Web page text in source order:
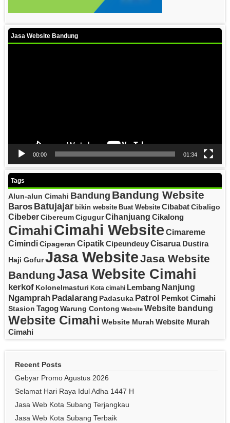
Jasa Website Bandung
00:00 01:34
Tags
Alun-alun Cimahi Bandung Bandung Website
Baros Batujajar bikin website Buat Website CibabatCibaligo
CibeberCibereumCigugurCihanjuang Cikalong
CimahiCimahi Website Cimareme
CimindiCipageran CipatikCipeundeuyCisarua Dustira
Haji Gofur Jasa WebsiteJasa Website
BandungJasa Website Cimahi
kerkof Kolonelmasturi Kota cimahi Lembang Nanjung
Ngamprah Padalarang Padasuka Patrol Pemkot Cimahi
Stasion TagogWarung Contong Website Website bandung
Website Cimahi Website Murah Website Murah
Cimahi
Recent Posts
Gebyar Promo Agustus 2026
Selamat Hari Raya Idul Adha 1447 H
Jasa Web Kota Subang Terjangkau
Jasa Web Kota Subang Terbaik